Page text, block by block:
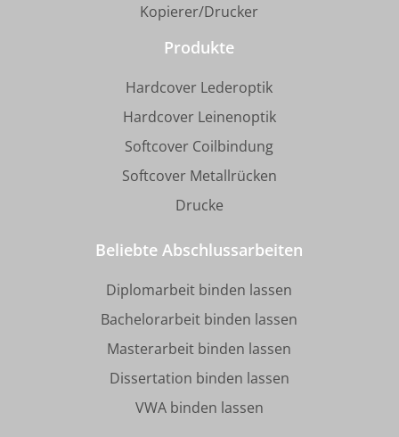
Kopierer/Drucker
Produkte
Hardcover Lederoptik
Hardcover Leinenoptik
Softcover Coilbindung
Softcover Metallrücken
Drucke
Beliebte Abschlussarbeiten
Diplomarbeit binden lassen
Bachelorarbeit binden lassen
Masterarbeit binden lassen
Dissertation binden lassen
VWA binden lassen